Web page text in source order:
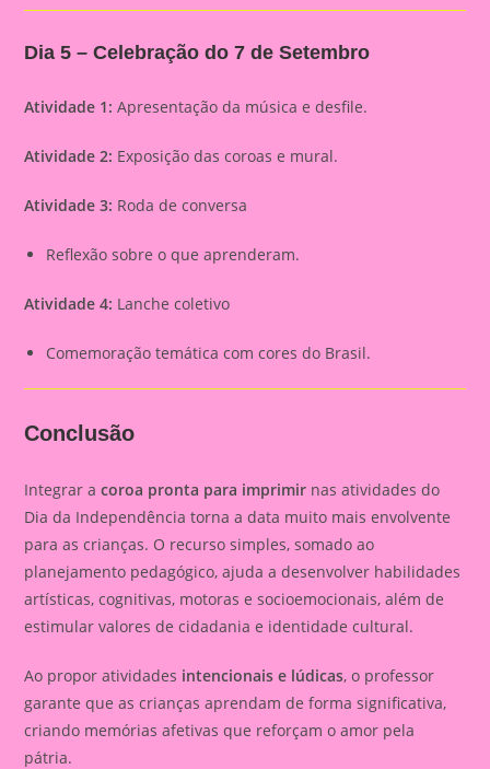
Dia 5 – Celebração do 7 de Setembro
Atividade 1: Apresentação da música e desfile.
Atividade 2: Exposição das coroas e mural.
Atividade 3: Roda de conversa
Reflexão sobre o que aprenderam.
Atividade 4: Lanche coletivo
Comemoração temática com cores do Brasil.
Conclusão
Integrar acoroa pronta para imprimir nas atividades do
Dia da Independência torna a data muito mais envolvente
para as crianças. O recurso simples, somado ao
planejamento pedagógico, ajuda a desenvolver habilidades
artísticas, cognitivas, motoras e socioemocionais, além de
estimular valores de cidadania e identidade cultural.
Ao propor atividades intencionais e lúdicas, o professor
garante que as crianças aprendam de forma significativa,
criando memórias afetivas que reforçam o amor pela
pátria.